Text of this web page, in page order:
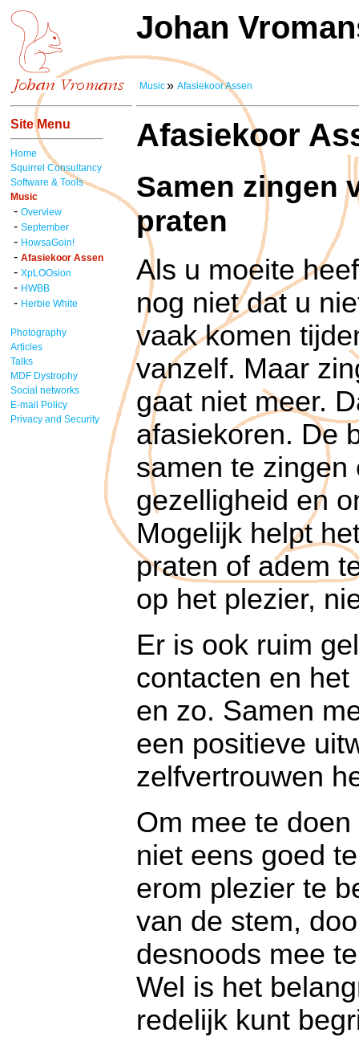
Johan
Music» Afasiekoor Assen
Site Menu
Home
Squirrel Consultancy
Software & Tools
Music
- Overview
- September
- HowsaGoin!
- Afasiekoor Assen
- XpLOOsion
- HWBB
- Herbie White
Photography
Articles
Talks
MDF Dystrophy
Social networks
E-mail Policy
Privacy and Security
Afasiekoor
Samen zingen
praten
Als u moeite
nog niet dat u
vaak komen
vanzelf. Maar
gaat niet meer.
afasiekoren. De
samen te zingen
gezelligheid en
Mogelijk helpt
praten of adem
op het plezier,
Er is ook ruim
contacten en
en zo. Samen
een positieve
zelfvertrouwen
Om mee te
niet eens goed
erom plezier te
van de stem,
desnoods mee
Wel is het
redelijk kunt